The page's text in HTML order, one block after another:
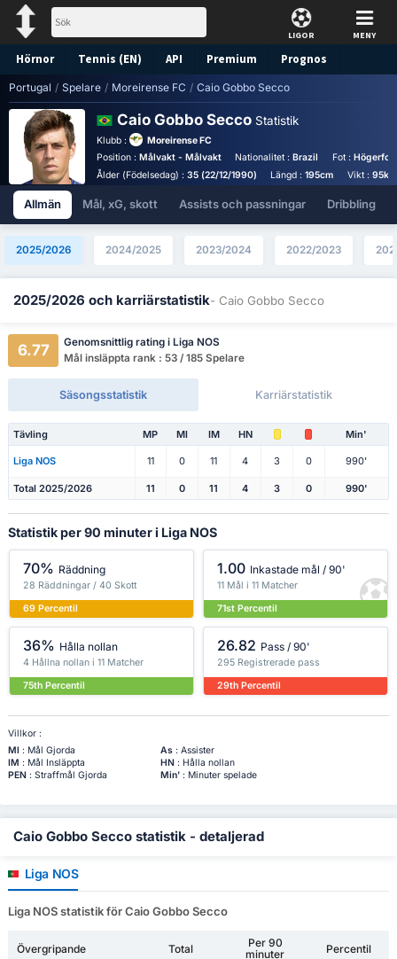
LIGOR MENY
Hörnor Tennis (EN) API Premium Prognos
Portugal / Spelare / Moreirense FC / Caio Gobbo Secco
Caio Gobbo Secco Statistik
Klubb :
Moreirense FC
Position : Målvakt - Målvakt Nationalitet :Brazil Fot :
Ålder (Födelsedag) : 35 (22/12/1990) Längd :195cm Vikt : 95kg
Allmän Mål, xG, skott Assists och passningar Dribbling
2025/2026 2024/2025 2023/2024 2022/2023
2025/2026 och karriärstatistik- Caio Gobbo Secco
6.77
Genomsnittlig rating i Liga NOS
Mål insläppta rank : 53 / 185 Spelare
Säsongsstatistik Karriärstatistik
Tävling MP Ml IM HN Min'
Liga NOS 11 0 11 4 3 0 990'
Total 2025/2026 11 0 11 4 3 0 990'
Statistik per 90 minuter i Liga NOS
70% Räddning
28 Räddningar / 40 Skott
69 Percentil
1.00 Inkastade mål / 90'
11 Mål i 11 Matcher
71st Percentil
36% Hålla nollan
4 Hållna nollan i 11 Matcher
75th Percentil
26.82 Pass / 90'
295 Registrerade pass
29th Percentil
Villkor :
Ml : Mål Gjorda As: Assister
IM : Mål Insläppta HN: Hålla nollan
PEN: Straffmål Gjorda Min': Minuter spelade
Caio Gobbo Secco statistik - detaljerad
Liga NOS
Liga NOS statistik för Caio Gobbo Secco
Övergripande Total
Per 90
minuter
Percentil